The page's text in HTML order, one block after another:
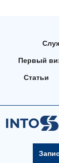
Первый
Статьи